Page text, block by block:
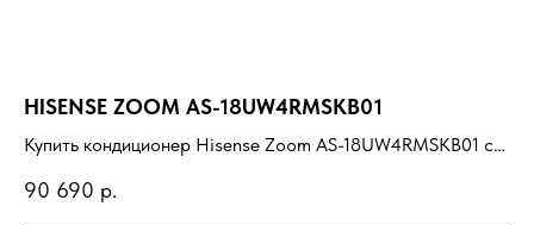
HISENSE ZOOM AS-18UW4RMSKB01
Купить кондиционер Hisense Zoom AS-18UW4RMSKB01 с
профессиональный монтаж и гарантия.
90 690 р.